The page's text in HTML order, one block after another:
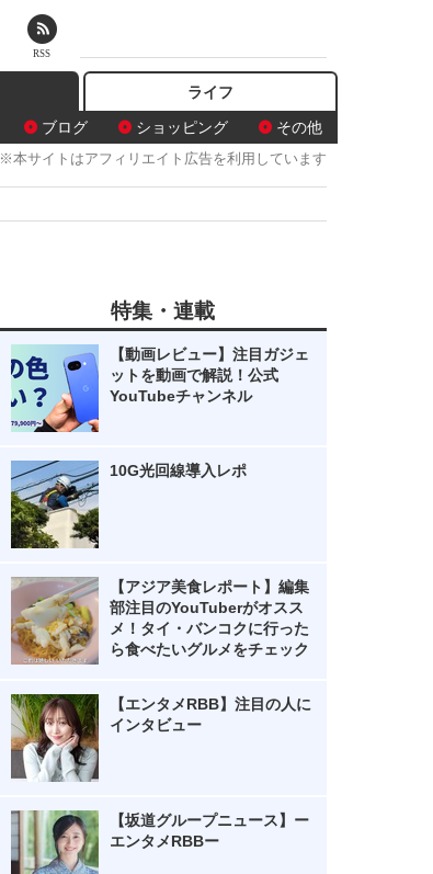
ブログ ショッピング その他
ライフ
※本サイトはアフィリエイト広告を利用しています
特集・連載
【動画レビュー】注目ガジェ
ットを動画で解説！公式
YouTubeチャンネル
10G光回線導入レポ
【アジア美食レポート】編集
部注目のYouTuberがオスス
メ！タイ・バンコクに行った
ら食べたいグルメをチェック
【エンタメRBB】注目の人に
インタビュー
【坂道グループニュース】ー
エンタメRBBー
RSS